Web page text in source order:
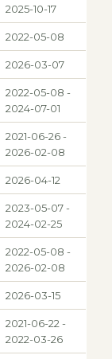
2025-10-17
2022-05-08
2026-03-07
2022-05-08 -
2024-07-01
2021-06-26 -
2026-02-08
2026-04-12
2023-05-07 -
2024-02-25
2022-05-08 -
2026-02-08
2026-03-15
2021-06-22 -
2022-03-26